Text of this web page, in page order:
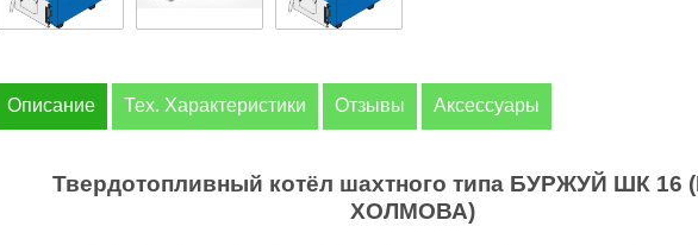
Описание Тех. Характеристики Отзывы Аксессуары
Твердотопливный котёл шахтного типа БУРЖУЙ ШК 16
ХОЛМОВА)